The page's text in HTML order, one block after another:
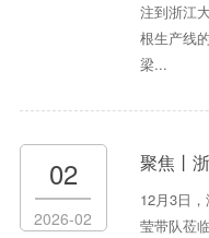
注到浙江
根生产线
梁...
02
2026-02
聚焦丨浙江大学
12月3日
莹带队莅